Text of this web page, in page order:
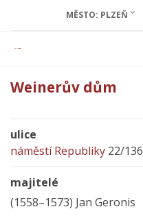
MĚSTO: PLZEŇ
Weinerův dům
ulice
náměstí Republiky 22/136
majitelé
(1558–1573) Jan Geronis